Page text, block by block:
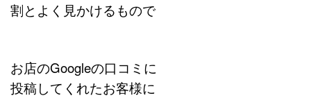
割とよく見かけるもので
お店のGoogleの口コミに
投稿してくれたお客様に